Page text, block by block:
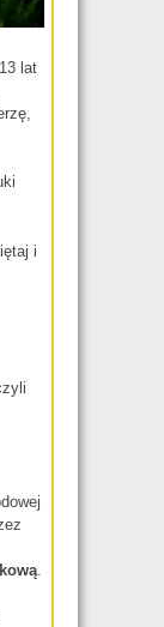
lat
i
.